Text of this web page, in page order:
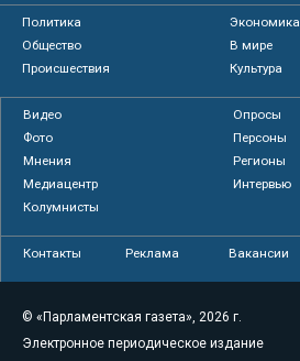
Политика
Экономика
Общество
В мире
Происшествия
Культура
Видео
Опросы
Фото
Персоны
Мнения
Регионы
Медиацентр
Интервью
Колумнисты
Контакты Реклама Вакансии
© «Парламентская газета», 2026 г.
Электронное периодическое издание